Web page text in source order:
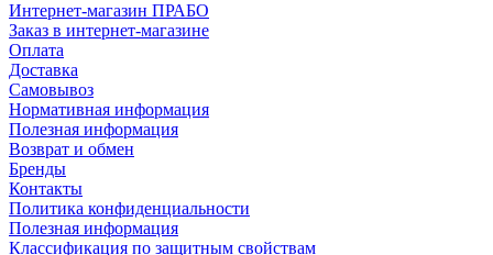
Интернет-магазин ПРАБО
Заказ в интернет-магазине
Оплата
Доставка
Самовывоз
Нормативная информация
Полезная информация
Возврат и обмен
Бренды
Контакты
Политика конфиденциальности
Полезная информация
Классификация по защитным свойствам